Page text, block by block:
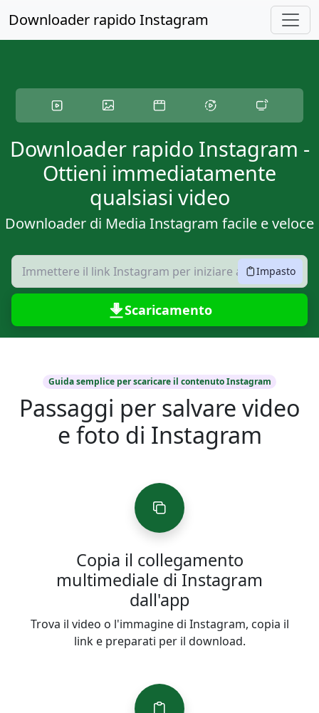
Downloader rapido Instagram
Downloader rapido Instagram -
Ottieni immediatamente
qualsiasi video
Downloader di Media Instagram facile e veloce
Impasto
Scaricamento
Guida semplice per scaricare il contenuto Instagram
Passaggi per salvare video
e foto di Instagram
Copia il collegamento
multimediale di Instagram
dall'app
Trova il video o l'immagine di Instagram, copia il
link e preparati per il download.